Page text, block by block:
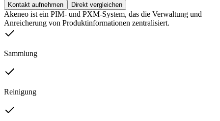
Kontakt aufnehmen Direkt vergleichen
Akeneo ist ein PIM- und PXM-System, das die Verwaltung und
Anreicherung von Produktinformationen zentralisiert.
Sammlung
Reinigung